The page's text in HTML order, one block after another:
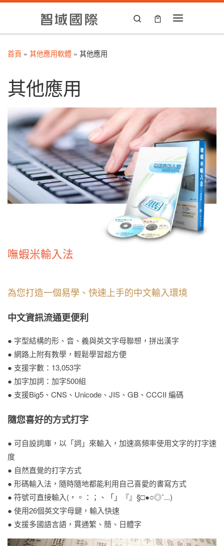
Skip to content
Search
首頁 » 其他應用軟體 » 其他應用
其他應用
嘸蝦米輸入法
為您打造一個易學、快速上手的中文輸入環境
中文資訊流通更便利
● 字型結構的形、音、義與英文字母聯想，拼出漢字
● 網路上附有教學，輕鬆學習超方便
● 支援字數：13,053字
● 加字加詞：加字500組
● 支援Big5、CNS、Unicode、JIS、GB、CCCII 編碼
隨您喜好的方式打字
● 可自設詞庫，以「詞」來輸入，加速高頻率使用文字的打字速
度
● 自然直覺的打字方式
● 形碼輸入法，隨時隨地都能利用自己喜愛的書寫方式
● 符號可直接輸入(，。：；、「」『』§□●○◎ˇ...)
● 使用26個英文字母鍵，輸入快速
● 支援多國語言語，貫通繁、簡、日體字